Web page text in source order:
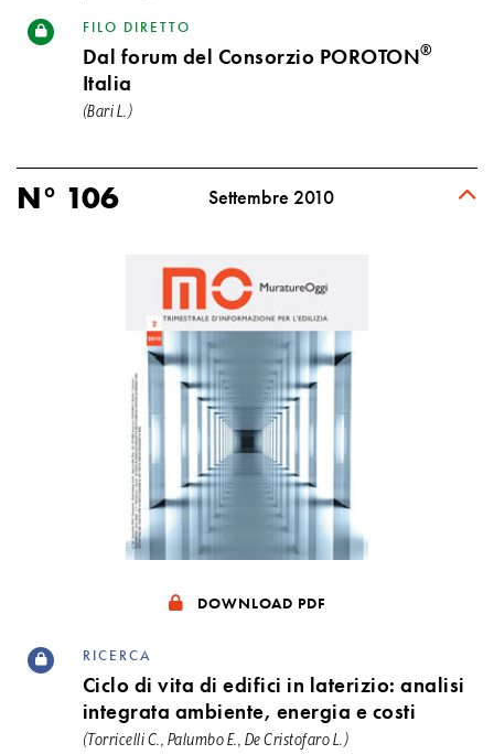
FILO DIRETTO
Dal forum del Consorzio POROTON®
Italia
(Bari L.)
N° 106 Settembre 2010
DOWNLOAD PDF
RICERCA
Ciclo di vita di edifici in laterizio: analisi
integrata ambiente, energia e costi
(Torricelli C., Palumbo E., De Cristofaro L.)